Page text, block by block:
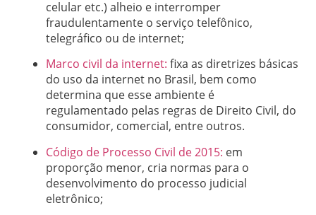
celular etc.) alheio e interromper
fraudulentamente o serviço telefônico,
telegráfico ou de internet;
Marco civil da internet: fixa as diretrizes básicas
do uso da internet no Brasil, bem como
determina que esse ambiente é
regulamentado pelas regras de Direito Civil, do
consumidor, comercial, entre outros.
Código de Processo Civil de 2015: em
proporção menor, cria normas para o
desenvolvimento do processo judicial
eletrônico;